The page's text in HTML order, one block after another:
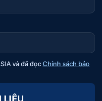
và đã đọcChính sách bảo